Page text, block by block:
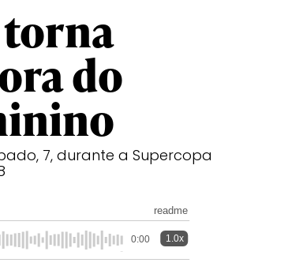
do
7, durante a Supercopa
readme
0:00 1.0x